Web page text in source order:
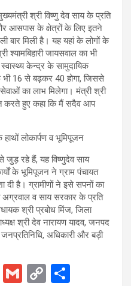
श्री विष्णु देव साय के प्रति
आसपास के क्षेत्रों के लिए इतने
बार मिली है। यह यहां के लोगों के
श्यामबिहारी जायसवाल का भी
केन्द्र के सामुदायिक
16 से बढ़कर 40 होगा, जिससे
का लाभ मिलेगा। मंत्री श्री
करते हुए कहा कि मैं सदैव आप
जुड़ रहे हैं, यह विष्णुदेव साय
के भूमिपूजन ने ग्राम पंचायत
दी है। ग्रामीणों ने इसे सपनों का
अग्रवाल व साय सरकार के प्रति
श्री प्रबोध मिंज, जिला
श्री देव नारायण यादव, जनपद
अधिकारी और बड़ी
T
G
C